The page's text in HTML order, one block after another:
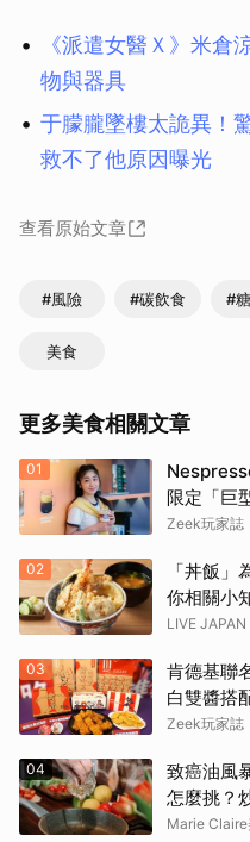
《派遣女醫Ｘ》米
物與器具
于朦朧墜樓太詭異！
救不了他原因曝光
查看原始文章
#風險 #碳飲食 #
美食
更多美食相關文章
01
限定「巨
好禮
Zeek玩家誌
02
「丼飯
你相關小
LIVE JAPAN
03
肯德基聯
白雙醬搭
卡、周邊
Zeek玩家誌
04
致癌油風
怎麼挑？
Marie Claire